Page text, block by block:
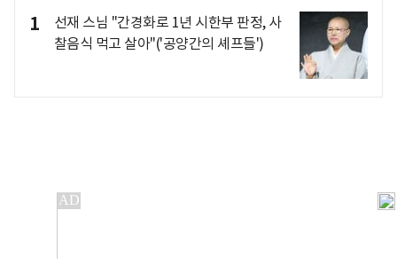
1
선재 스님 "간경화로 1년 시한부 판정, 사
찰음식 먹고 살아"('공양간의 셰프들')